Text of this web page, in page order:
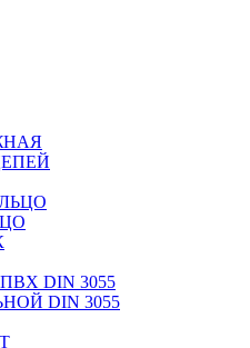
DIN 3055
DIN 3055